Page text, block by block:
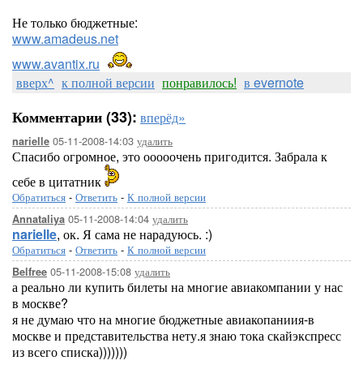
Не только бюджетные:
www.amadeus.net
www.avantix.ru
вверх^ к полной версии понравилось! в evernote
Комментарии (33): вперёд»
narielle 05-11-2008-14:03 удалить
Спасибо огромное, это ооооочень пригодится. Забрала к
себе в цитатник
Обратиться - Ответить - К полной версии
Annataliya 05-11-2008-14:04 удалить
narielle, ок. Я сама не нарадуюсь. :)
Обратиться - Ответить - К полной версии
Belfree 05-11-2008-15:08 удалить
а реально ли купить билеты на многие авиакомпании у нас
в москве?
я не думаю что на многие бюджетные авиакопаниия-в
москве и представительства нету.я знаю тока скайэкспресс
из всего списка)))))))